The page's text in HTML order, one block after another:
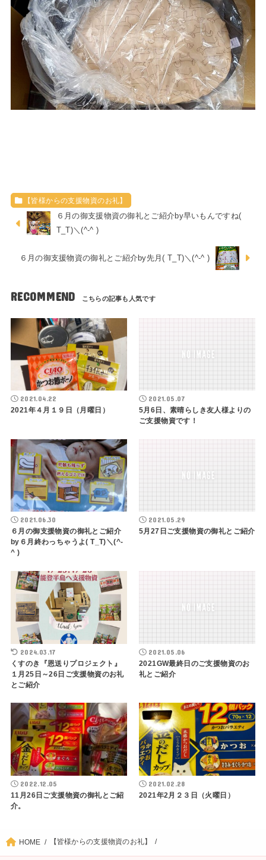
【皆様からの支援物資のお礼】
６月の御支援物資の御礼とご紹介by早いもんですね(
T_T)＼(^-^ )
６月の御支援物資の御礼とご紹介by先月( T_T)＼(^-^ )
RECOMMEND
2021.04.22
2021年４月１９日（月曜日）
2021.05.07
5月6日、素晴らしき友人様よりの
ご支援物資です！
2021.06.30
６月の御支援物資の御礼とご紹介
by６月終わっちゃうよ( T_T)＼(^-
^ )
2021.05.29
5月27日ご支援物資の御礼とご紹介
2024.03.17
くすのき『恩送りプロジェクト』
１月25日～26日ご支援物資のお礼
とご紹介
2021.05.06
2021GW最終日のご支援物資のお
礼とご紹介
2022.12.05
11月26日ご支援物資の御礼とご紹
介。
2021.02.28
2021年2月２３日（火曜日）
HOME 【皆様からの支援物資のお礼】